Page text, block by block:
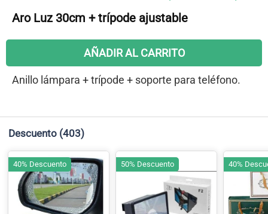
Aro Luz 30cm + trípode ajustable
AÑADIR AL CARRITO
Anillo lámpara + trípode + soporte para teléfono.
Descuento (403)
40% Descuento 50% Descuento 40%